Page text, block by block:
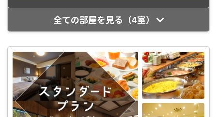
全ての部屋を見る（4室）